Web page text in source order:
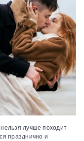
нельзя лучше походит
празднично и